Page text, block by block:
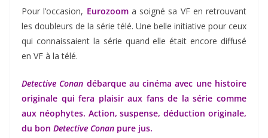
Pour l’occasion, Eurozooma soigné sa VF en retrouvant
les doubleurs de la série télé. Une belle initiative pour ceux
qui connaissaient la série quand elle était encore diffusé
en VF à la télé.
Detective Conan débarque au cinéma avec une histoire
originale qui fera plaisir aux fans de la série comme
aux néophytes. Action, suspense, déduction originale,
du bon Detective Conan pure jus.